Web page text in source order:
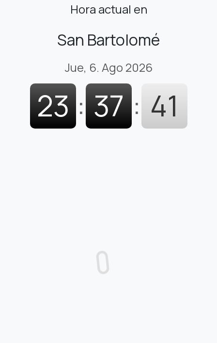
Hora actual en
San Bartolomé
Jue, 6. Ago 2026
23 : 37 : 42